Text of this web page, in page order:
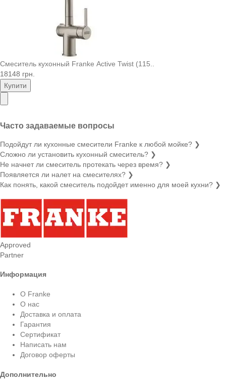
Смеситель кухонный Franke Active Twist (115..
18148 грн.
Купити
Часто задаваемые вопросы
Подойдут ли кухонные смесители Franke к любой мойке? ❯
Сложно ли установить кухонный смеситель? ❯
Не начнет ли смеситель протекать через время? ❯
Появляется ли налет на смесителях? ❯
Как понять, какой смеситель подойдет именно для моей кухни? ❯
Approved
Partner
Информация
О Franke
О нас
Доставка и оплата
Гарантия
Сертификат
Написать нам
Договор оферты
Дополнительно